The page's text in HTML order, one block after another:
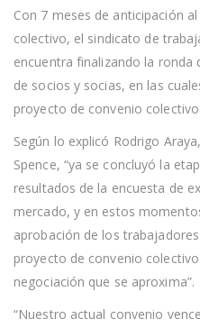
Con 7 meses de anticipación
colectivo, el sindicato de
encuentra finalizando la ronda
de socios y socias, en las
proyecto de convenio colectivo.
Según lo explicó Rodrigo
Spence, “ya se concluyó la
resultados de la encuesta de
mercado, y en estos
aprobación de los
proyecto de convenio
negociación que se aproxima”.
“Nuestro actual convenio